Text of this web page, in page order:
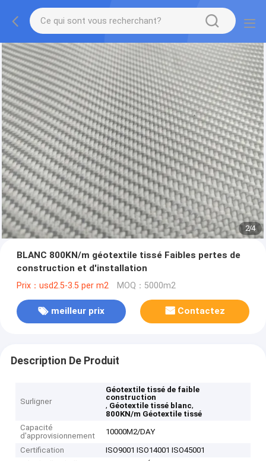
2/4
BLANC 800KN/m géotextile tissé Faibles pertes de
construction et d'installation
Prix：usd2.5-3.5 per m2 MOQ：5000m2
meilleur prix Contactez
Description De Produit
Surligner
Géotextile tissé de faible
construction
, Géotextile tissé blanc,
800KN/m Géotextile tissé
Capacité
d'approvisionnement
10000M2/DAY
Certification
ISO9001 ISO14001 ISO45001